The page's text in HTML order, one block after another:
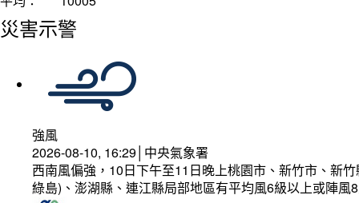
災害示警
強風
2026-08-10, 16:29│中央氣象署
西南風偏強，10日下午至11日晚上桃園市、新竹市、新
綠島)、澎湖縣、連江縣局部地區有平均風6級以上或陣